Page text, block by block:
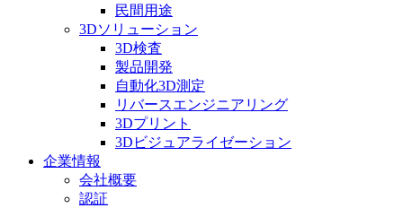
民間用途
3Dソリューション
3D検査
製品開発
自動化3D測定
リバースエンジニアリング
3Dプリント
3Dビジュアライゼーション
企業情報
会社概要
認証